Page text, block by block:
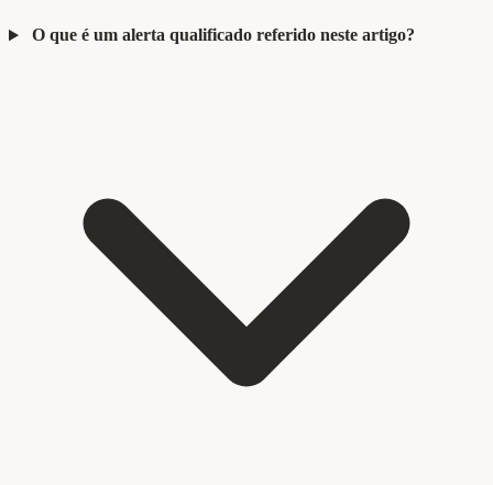
O que é um alerta qualificado referido neste artigo?